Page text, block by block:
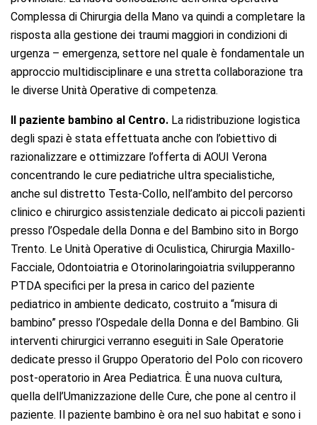
Complessa di Chirurgia della Mano va quindi a completare la
risposta alla gestione dei traumi maggiori in condizioni di
urgenza – emergenza, settore nel quale è fondamentale un
approccio multidisciplinare e una stretta collaborazione tra
le diverse Unità Operative di competenza.
Il paziente bambino al Centro. La ridistribuzione logistica
degli spazi è stata effettuata anche con l’obiettivo di
razionalizzare e ottimizzare l’offerta di AOUI Verona
concentrando le cure pediatriche ultra specialistiche,
anche sul distretto Testa-Collo, nell’ambito del percorso
clinico e chirurgico assistenziale dedicato ai piccoli pazienti
presso l’Ospedale della Donna e del Bambino sito in Borgo
Trento. Le Unità Operative di Oculistica, Chirurgia Maxillo-
Facciale, Odontoiatria e Otorinolaringoiatria svilupperanno
PTDA specifici per la presa in carico del paziente
pediatrico in ambiente dedicato, costruito a “misura di
bambino” presso l’Ospedale della Donna e del Bambino. Gli
interventi chirurgici verranno eseguiti in Sale Operatorie
dedicate presso il Gruppo Operatorio del Polo con ricovero
post-operatorio in Area Pediatrica. È una nuova cultura,
quella dell’Umanizzazione delle Cure, che pone al centro il
paziente. Il paziente bambino è ora nel suo habitat e sono i